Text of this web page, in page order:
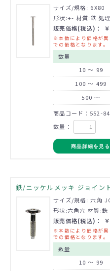
サイズ/規格: 6X80
形状:+- 材質:鉄 処
販売価格(税込)：
※本数により価格が異
での価格となります。
数量
10 ～ 99
100 ～ 499
500 ～
商品コード：552-
数量：
商品詳細を見る
鉄/ニッケルメッキ ジョイン
サイズ/規格: 六角
形状:六角穴 材質:鉄
販売価格(税込)：
※本数により価格が異
での価格となります。
数量
10 ～ 99